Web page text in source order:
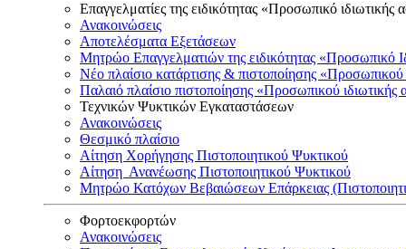
Επαγγελματίες της ειδικότητας «Προσωπικό ιδιωτικής
Ανακοινώσεις
Αποτελέσματα Εξετάσεων
Μητρώο Επαγγελματιών της ειδικότητας «Προσωπικό
Νέο πλαίσιο κατάρτισης & πιστοποίησης «Προσωπικού
Παλαιό πλαίσιο πιστοποίησης «Προσωπικού
Τεχνικών Ψυκτικών Εγκαταστάσεων
Ανακοινώσεις
Θεσμικό πλαίσιο
Αίτηση Χορήγησης Πιστοποιητικού Ψυκτικού
Αίτηση Ανανέωσης Πιστοποιητικού Ψυκτικού
Μητρώο Κατόχων Βεβαιώσεων Επάρκειας
Φορτοεκφορτών
Ανακοινώσεις